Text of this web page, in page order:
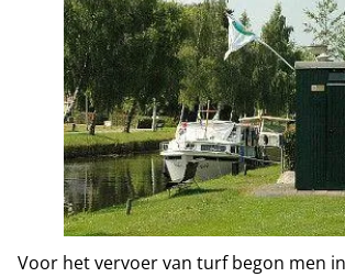
Voor het vervoer van turf begon men